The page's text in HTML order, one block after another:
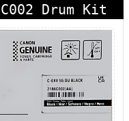
Drum Kit